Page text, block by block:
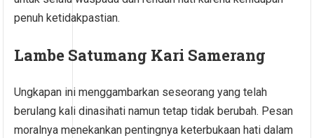
penuh ketidakpastian.
Lambe Satumang Kari Samerang
Ungkapan ini menggambarkan seseorang yang telah
berulang kali dinasihati namun tetap tidak berubah. Pesan
moralnya menekankan pentingnya keterbukaan hati dalam